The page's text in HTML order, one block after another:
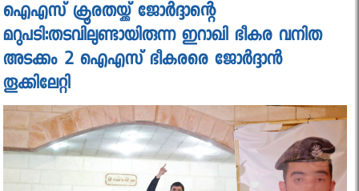
ഐഎസ് ക്രൂരതയ്ക്ക് ജോര്‍ദ്ദാന്റെ
മറുപടി:തടവിലുണ്ടായിരുന്ന ഇറാഖി ഭീകര വനിത
അടക്കം 2 ഐഎസ് ഭീകരരെ ജോർദ്ദാൻ
തൂക്കിലേറ്റി